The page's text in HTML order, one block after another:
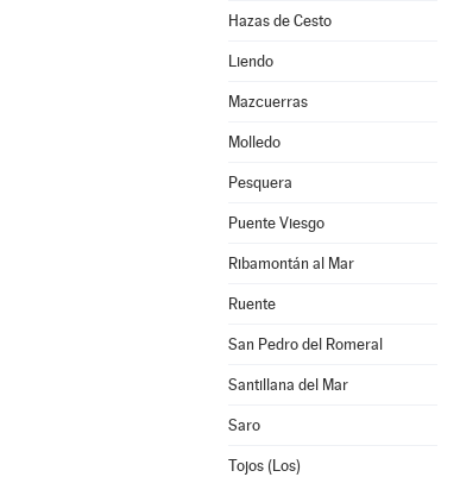
Hazas de Cesto
Liendo
Mazcuerras
Molledo
Pesquera
Puente Viesgo
Ribamontán al Mar
Ruente
San Pedro del Romeral
Santillana del Mar
Saro
Tojos (Los)